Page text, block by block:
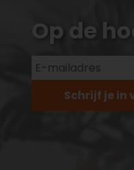
Op de
Schrijf je in